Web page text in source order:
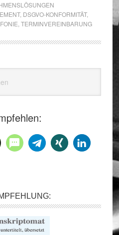
, DSGVO-KONFORMITÄT,
TERMINVEREINBARUNG